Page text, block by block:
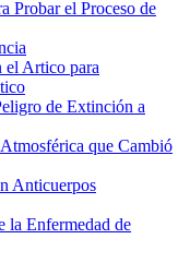
Probar el Proceso de
el Artico para
de Extinción a
que Cambió
Anticuerpos
la Enfermedad de